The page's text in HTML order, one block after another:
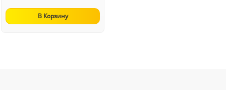
В Корзину